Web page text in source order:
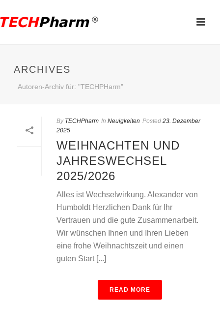
ARCHIVES
Autoren-Archiv für: "TECHPHarm"
By TECHPharm In Neuigkeiten Posted 23. Dezember
2025
WEIHNACHTEN UND
JAHRESWECHSEL
2025/2026
Alles ist Wechselwirkung. Alexander von
Humboldt Herzlichen Dank für Ihr
Vertrauen und die gute Zusammenarbeit.
Wir wünschen Ihnen und Ihren Lieben
eine frohe Weihnachtszeit und einen
guten Start [...]
READ MORE